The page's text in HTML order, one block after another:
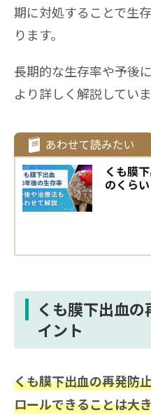
期に対処することで生
ります。
長期的な生存率や予後
より詳しく解説していま
くも膜
のくら
くも膜下出血
イント
くも膜下出血の再発防
ロールできることは大